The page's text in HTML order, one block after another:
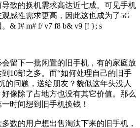
致的换机需求高达近七成。可见手机
感性需求更高，因此这也成为了5G
& I# m# f/ v7 f8 b& v9 [! }; s
下一批闲置的旧手机，有的家庭放
10部之多。而“如何处理自己的旧手
的问题，送给朋友？貌似这年头没人
像除了占地方也没有其它价值。那么
时间想到旧手机换钱！
的用户想出售淘汰下来的旧手机，